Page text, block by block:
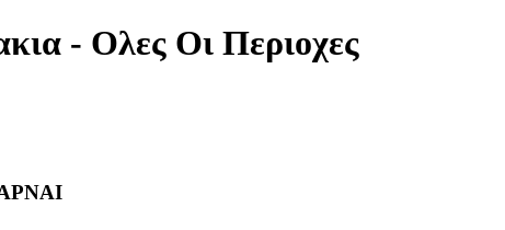
- Ολες Οι Περιοχες